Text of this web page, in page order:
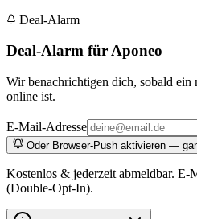
Deal-Alarm
Deal-Alarm für Aponeo
Wir benachrichtigen dich, sobald ein
online ist.
E-Mail-Adresse
Oder Browser-Push aktivieren —
Kostenlos & jederzeit abmeldbar. E-
(Double-Opt-In).